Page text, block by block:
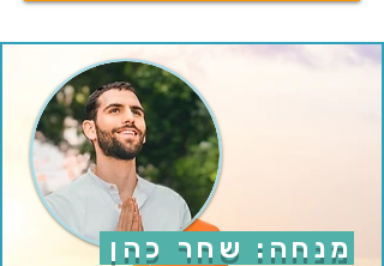
מנחה: שחר כהן